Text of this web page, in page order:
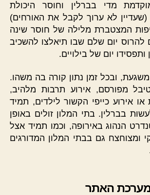
מדי בברלין וחוסר היכולת
לא ערוך לקבל את האורחים)
המצטברת מלילה של חוסר שינה
להרוס יום שלם שבו תיאלצו להשכיב
יום של בילויים.
משגעת, ובכל זמן נתון קורה בה משהו.
מפורסם, אירוע תרבות מלהיב,
אירוע כייפי הקשור לילדים, תמיד
בברלין. בתי המלון זולים באופן
הנהוג באירופה, וכמו תמיד אצל
ומצוחצח גם בבתי המלון המדורגים
האתר